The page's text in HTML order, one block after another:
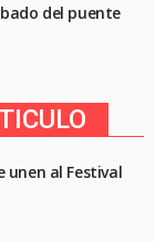
del puente
unen al Festival